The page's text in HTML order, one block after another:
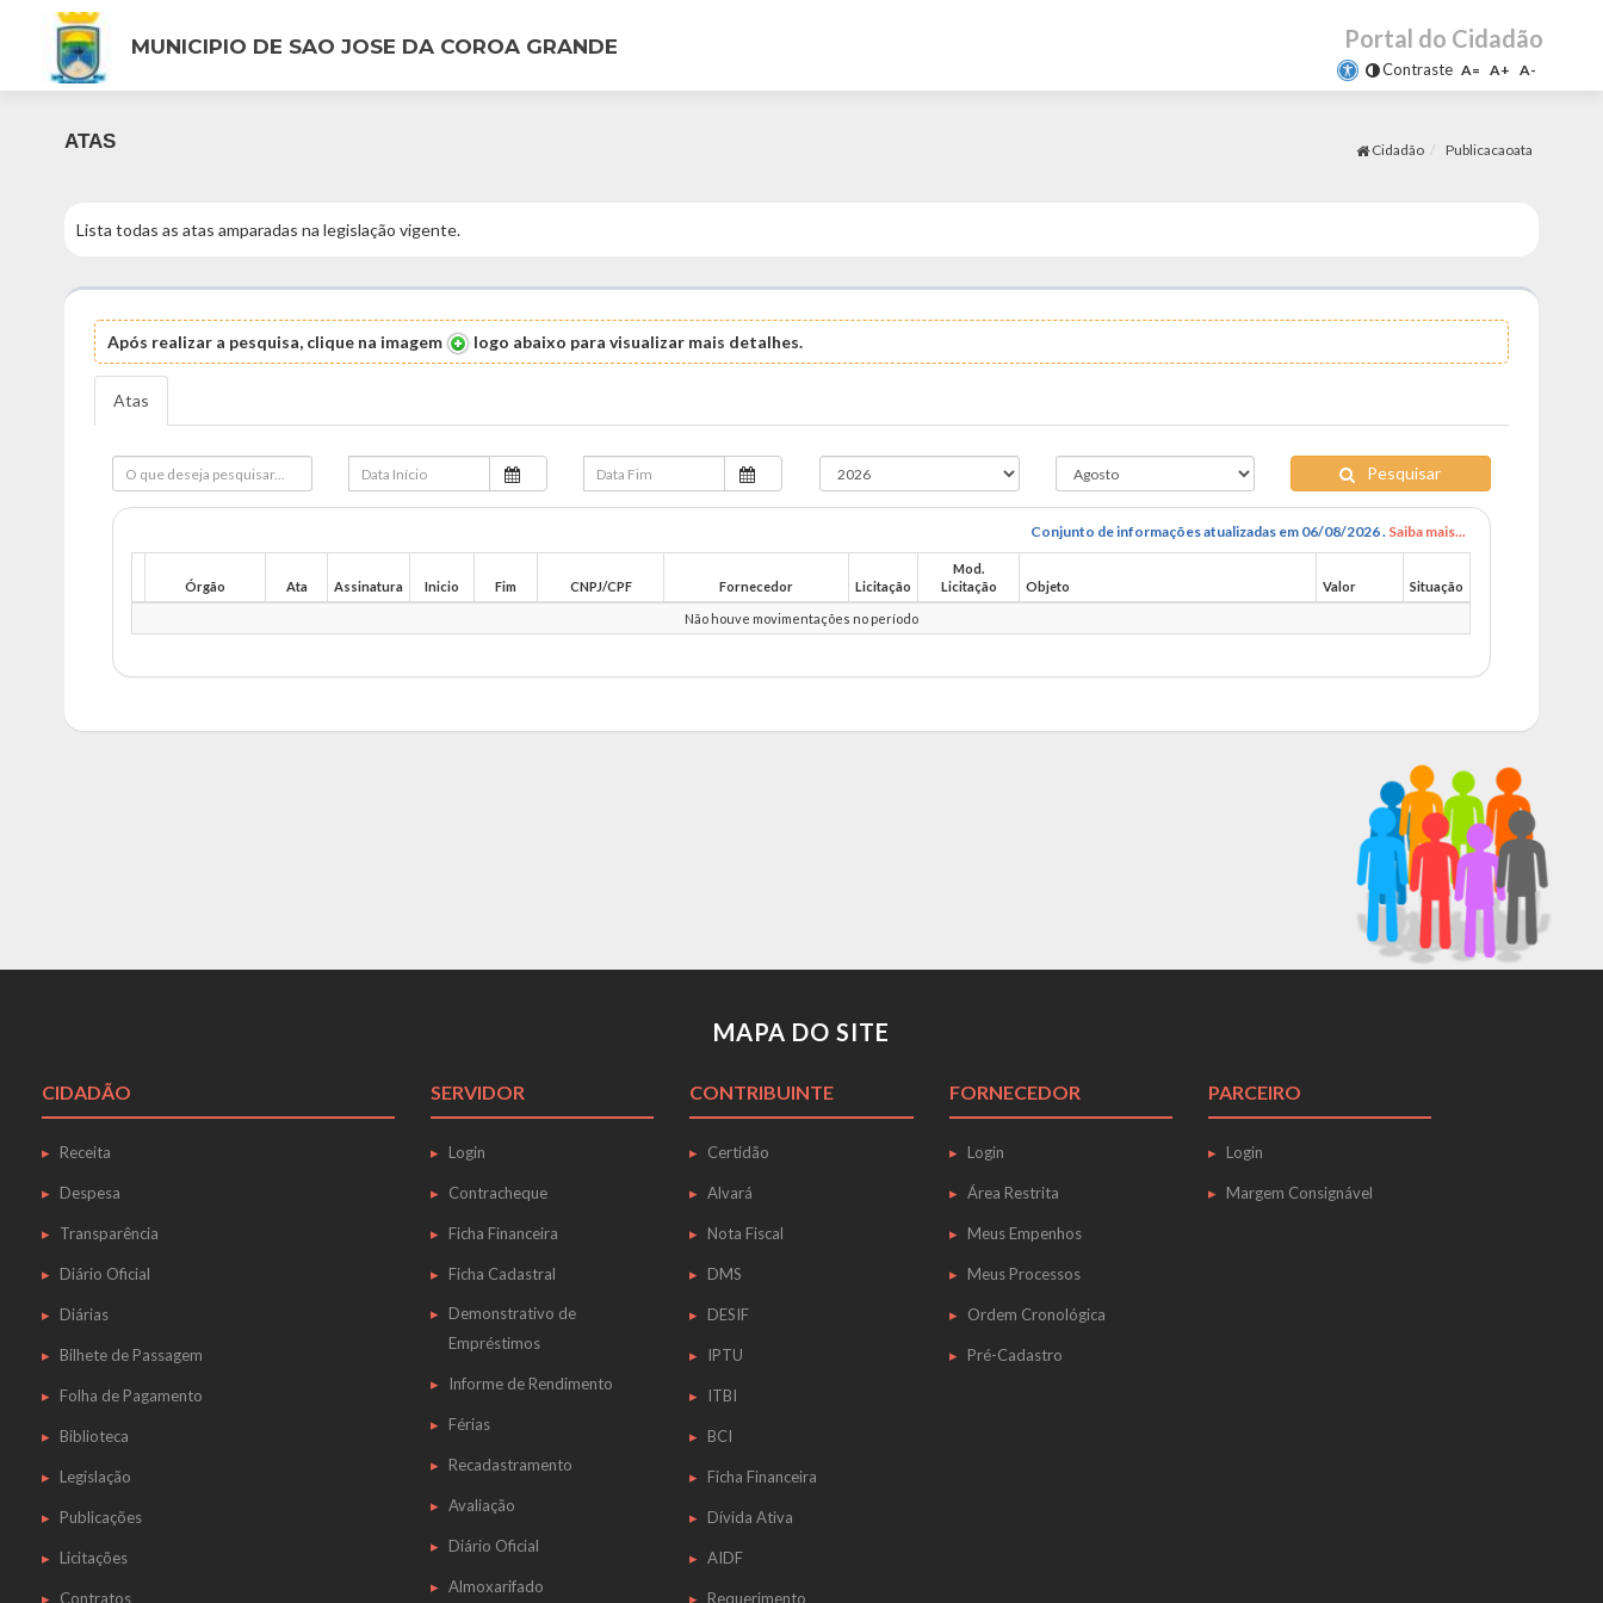
MUNICIPIO DE SAO JOSE DA COROA GRANDE Portal do Cidadão
Contraste A= A+ A-
Cidadão Publicacaoata
ATAS
Lista todas as atas amparadas na legislação vigente.
Após realizar a pesquisa, clique na imagem logo abaixo para visualizar mais detalhes.
Atas
Pesquisar
Conjunto de informações atualizadas em 06/08/2026 . Saiba mais...
Órgão Ata Assinatura Inicio Fim CNPJ/CPF Fornecedor Licitação
Mod.
Licitação
Objeto Valor Situação
Não houve movimentações no período
MAPA DO SITE
CIDADÃO
Receita
Despesa
Transparência
Diário Oficial
Diárias
Bilhete de Passagem
Folha de Pagamento
Biblioteca
Legislação
Publicações
Licitações
Contratos
SERVIDOR
Login
Contracheque
Ficha Financeira
Ficha Cadastral
Demonstrativo de
Empréstimos
Informe de Rendimento
Férias
Recadastramento
Avaliação
Diário Oficial
Almoxarifado
CONTRIBUINTE
Certidão
Alvará
Nota Fiscal
DMS
DESIF
IPTU
ITBI
BCI
Ficha Financeira
Dívida Ativa
AIDF
Requerimento
FORNECEDOR
Login
Área Restrita
Meus Empenhos
Meus Processos
Ordem Cronológica
Pré-Cadastro
PARCEIRO
Login
Margem Consignável